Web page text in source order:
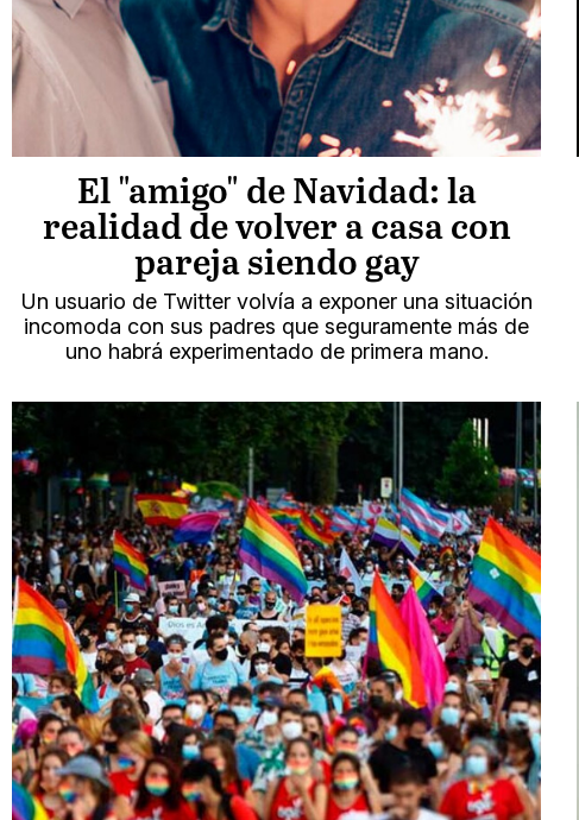
El "amigo" de Navidad: la
realidad de volver a casa con
pareja siendo gay
Un usuario de Twitter volvía a exponer una situación
incomoda con sus padres que seguramente más de
uno habrá experimentado de primera mano.